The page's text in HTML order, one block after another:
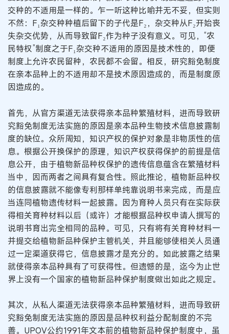
交种的不适用是一样的。乍一听这种比喻并无不妥，但实则
不然：F₁杂交种种植后留下的子代是F₂，杂交种从F₂开始丧
失杂交优势，从而导致留F₂作为种子没有意义。可见，“农
民特权”制度之于F₁杂交种不适用的原因是技术性的，即便
制度上允许农民留种，农民都不会留。相反，研究豁免制度
在亲本品种上的不适用却不是技术原因造成的，而是制度原
因造成的。
首先，从官方渠道无法获得亲本品种繁殖材料，进而导致研
究豁免制度无法实施的原因是亲本品种生物技术信息披露制
度的缺位。众所周知，知识产权的保护对象是非物质性的信
息。根据公开换保护的原理，知识产权获得保护的前提是信
息公开，由于植物新品种权保护的遗传信息蕴含在繁殖材料
当中，因而两者之间具有复合性。照此推论，植物新品种权
的信息披露就不能像专利那样单纯靠说明书来完成，而是应
当连同植物遗传材料一起披露。因为育种人员只有在实际获
得相关育种材料以后（或许）才能根据品种权申请人撰写的
说明书育出完全相同的品种。可见，只有将有关育种材料一
并提交给植物新品种保护主管机关，并且能够使相关人员通
过一定渠道获得它，信息披露才是充分的。如此披露之结果
就使得亲本品种具有了可获得性。但遗憾的是，迄今为止世
界上没有一个国家的植物新品种保护制度做出如此之规定。
其次，从私人渠道无法获得亲本品种繁殖材料，进而导致研
究豁免制度无法实施的原因是品种权利益分配制度的不完
善。UPOV公约1991年文本前的植物新品种保护制度中，虽